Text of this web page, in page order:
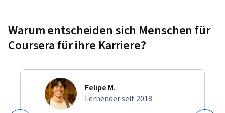
Warum entscheiden sich Menschen für
Coursera für ihre Karriere?
Felipe M.
Lernender seit 2018